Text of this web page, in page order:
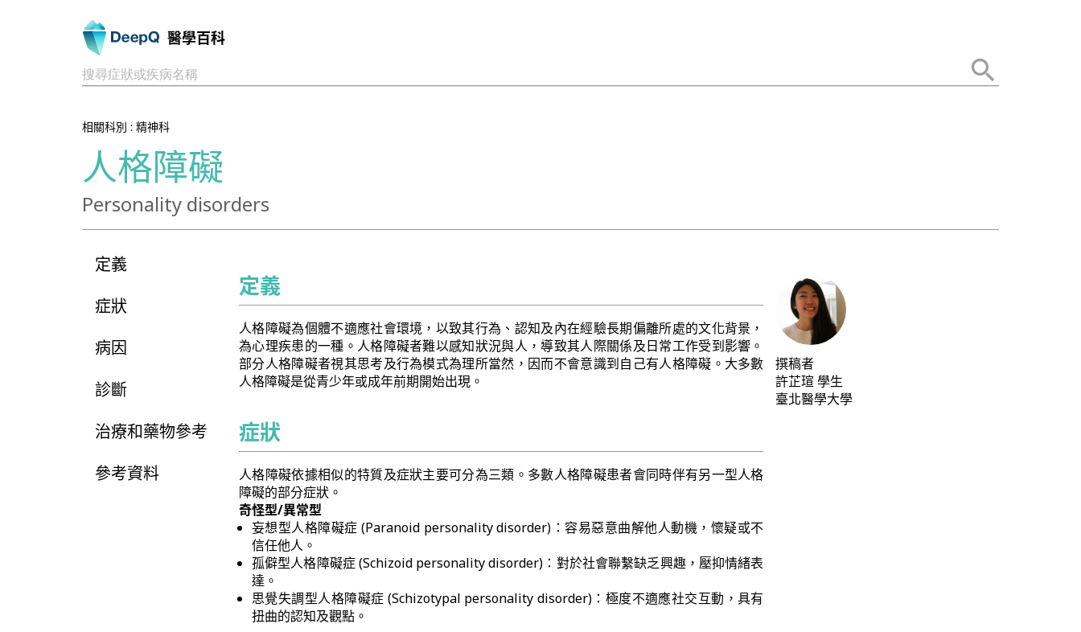
醫學百科
搜尋症狀或疾病名稱
相關科別 : 精神科
人格障礙
Personality disorders
定義
症狀
病因
診斷
治療和藥物參考
參考資料
定義
人格障礙為個體不適應社會環境，以致其行為、認知及內在經驗長期偏離所處的文化背景，
為心理疾患的一種。人格障礙者難以感知狀況與人，導致其人際關係及日常工作受到影響。
部分人格障礙者視其思考及行為模式為理所當然，因而不會意識到自己有人格障礙。大多數
人格障礙是從青少年或成年前期開始出現。
症狀
人格障礙依據相似的特質及症狀主要可分為三類。多數人格障礙患者會同時伴有另一型人格
障礙的部分症狀。
奇怪型/異常型
妄想型人格障礙症 (Paranoid personality disorder)：容易惡意曲解他人動機，懷疑或不
信任他人。
孤僻型人格障礙症 (Schizoid personality disorder)：對於社會聯繫缺乏興趣，壓抑情緒表
達。
思覺失調型人格障礙症 (Schizotypal personality disorder)：極度不適應社交互動，具有
扭曲的認知及觀點。
撰稿者
許芷瑄 學生
臺北醫學大學